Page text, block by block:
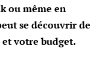
ou même en
se découvrir de
et votre budget.